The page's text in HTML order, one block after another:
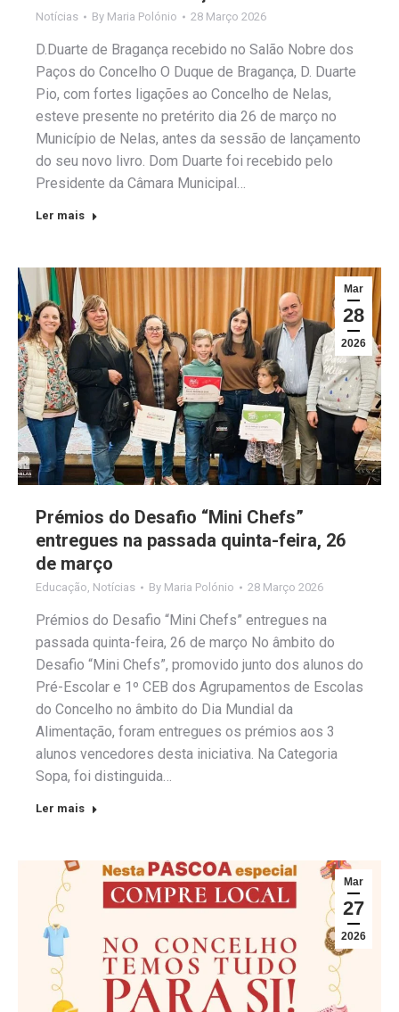
Notícias By Maria Polónio 28 Março 2026
D.Duarte de Bragança recebido no Salão Nobre dos
Paços do Concelho O Duque de Bragança, D. Duarte
Pio, com fortes ligações ao Concelho de Nelas,
esteve presente no pretérito dia 26 de março no
Município de Nelas, antes da sessão de lançamento
do seu novo livro. Dom Duarte foi recebido pelo
Presidente da Câmara Municipal…
Ler mais
Mar
28
2026
Prémios do Desafio “Mini Chefs”
entregues na passada quinta-feira, 26
de março
Educação Notícias By Maria Polónio 28 Março 2026
Prémios do Desafio “Mini Chefs” entregues na
passada quinta-feira, 26 de março No âmbito do
Desafio “Mini Chefs”, promovido junto dos alunos do
Pré-Escolar e 1º CEB dos Agrupamentos de Escolas
do Concelho no âmbito do Dia Mundial da
Alimentação, foram entregues os prémios aos 3
alunos vencedores desta iniciativa. Na Categoria
Sopa, foi distinguida…
Ler mais
Mar
27
2026